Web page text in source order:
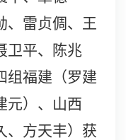
、雷贞倜、王
卫平、陈兆
组福建（罗建
元）、山西
、方天丰）获